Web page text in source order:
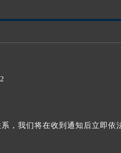
，我们将在收到通知后立即依